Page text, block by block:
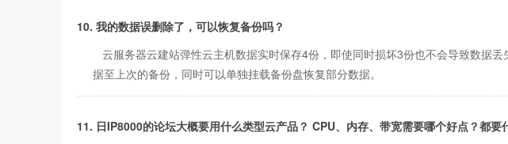
10. 我的数据误删除了，可以恢复备份吗？
云服务器云建站弹性云主机数据实时保存4份，即使同时损坏3份也不会导致数据
据至上次的备份，同时可以单独挂载备份盘恢复部分数据。
11. 日IP8000的论坛大概要用什么类型云产品？ CPU、内存、带宽需要哪个好点？都